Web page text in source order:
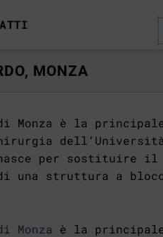
MONZA
di Monza è la
nasce per
di una struttura a
Monza è la principale